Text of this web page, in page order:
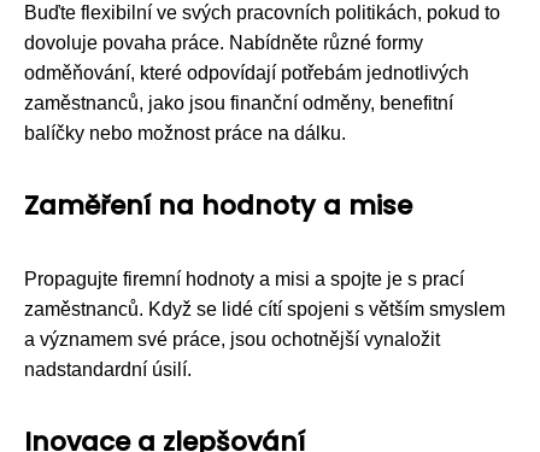
Buďte flexibilní ve svých pracovních politikách, pokud to
dovoluje povaha práce. Nabídněte různé formy
odměňování, které odpovídají potřebám jednotlivých
zaměstnanců, jako jsou finanční odměny, benefitní
balíčky nebo možnost práce na dálku.
Zaměření na hodnoty a mise
Propagujte firemní hodnoty a misi a spojte je s prací
zaměstnanců. Když se lidé cítí spojeni s větším smyslem
a významem své práce, jsou ochotnější vynaložit
nadstandardní úsilí.
Inovace a zlepšování